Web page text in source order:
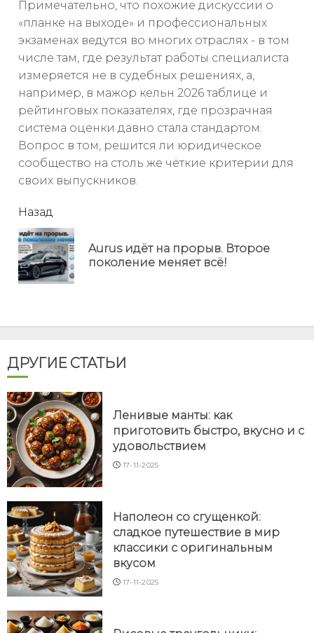
Примечательно, что похожие дискуссии о
«планке на выходе» и профессиональных
экзаменах ведутся во многих отраслях - в том
числе там, где результат работы специалиста
измеряется не в судебных решениях, а,
например, в мажор кельн 2026 таблице и
рейтинговых показателях, где прозрачная
система оценки давно стала стандартом.
Вопрос в том, решится ли юридическое
сообщество на столь же чёткие критерии для
своих выпускников.
читать
еще
Назад
Aurus идёт на прорыв. Второе
поколение меняет всё!
ДРУГИЕ СТАТЬИ
Ленивые манты: как
приготовить быстро, вкусно и с
удовольствием
17-11-2025
Наполеон со сгущенкой:
сладкое путешествие в мир
классики с оригинальным
вкусом
17-11-2025